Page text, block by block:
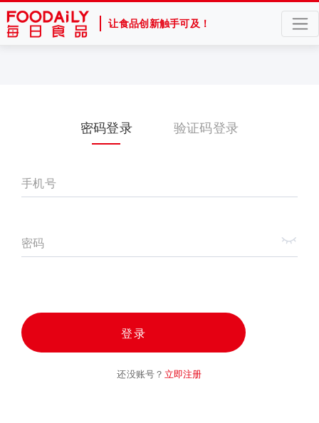
让食品创新触手可及！
密码登录 验证码登录
手机号
密码
登录
还没账号？ 立即注册